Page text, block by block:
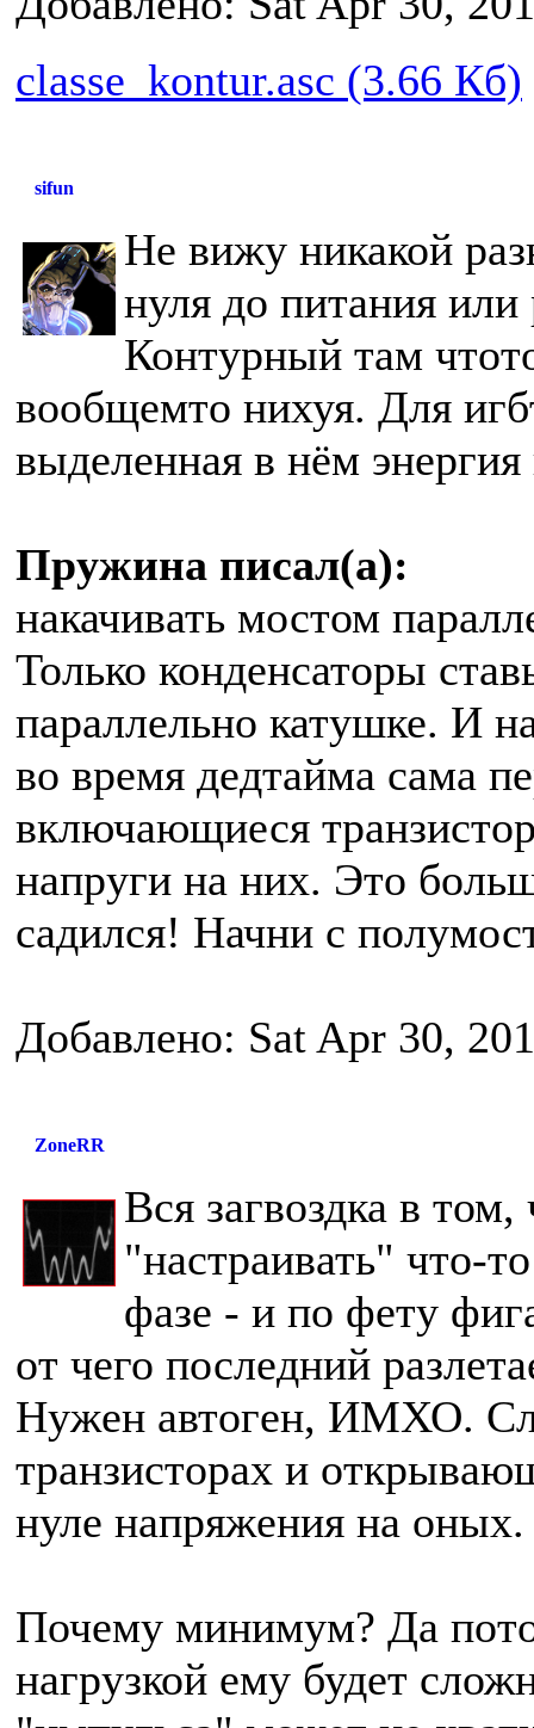
classe_kontur.asc (3.66 Кб)
sifun
Не вижу никакой
нуля до питания или
Контурный там
вообщемто нихуя. Для
выделенная в нём
Пружина писал(а):
накачивать мостом
Только конденсаторы
параллельно катушке. И
во время дедтайма сама
включающиеся
напруги на них. Это
садился! Начни с
Добавлено: Sat Apr 30,
ZoneRR
Вся загвоздка в
"настраивать" что-
фазе - и по фету
от чего последний
Нужен автоген, ИМХО.
транзисторах и
нуле напряжения на оных.
Почему минимум? Да
нагрузкой ему будет